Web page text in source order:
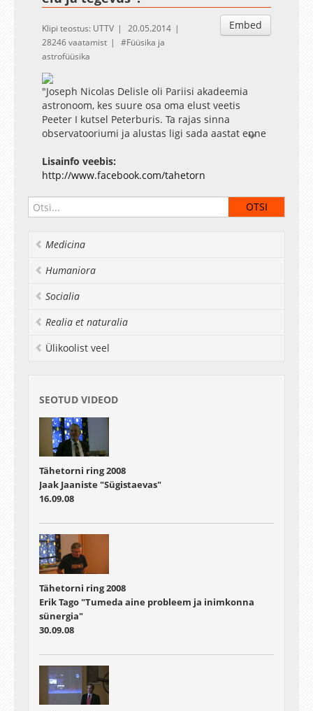
Embed
Klipi teostus: UTTV
20.05.2014
28246 vaatamist
Füüsika ja
astrofüüsika
"Joseph Nicolas Delisle oli Pariisi akadeemia
astronoom, kes suure osa oma elust veetis
Peeter I kutsel Peterburis. Ta rajas sinna
observatooriumi ja alustas ligi sada aastat enne
paraku pooleli. Ta koostas Venemaa atlase ja
Tšuktšimaa ning Alaska ranniku kaardi, mida
peategelast Viik.
Lisainfo veebis:
http://www.facebook.com/tahetorn
Medicina
Humaniora
Socialia
Realia et naturalia
Ülikoolist veel
SEOTUD VIDEOD
Tähetorni ring 2008
Jaak Jaaniste "Sügistaevas"
16.09.08
Tähetorni ring 2008
Erik Tago "Tumeda aine probleem ja inimkonna
sünergia"
30.09.08